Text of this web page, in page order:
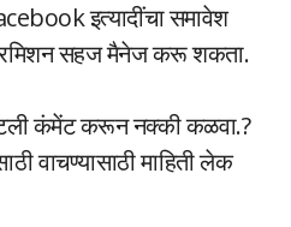
इत्यादींचा समावेश
सहज मैनेज करू शकता.
कंमेंट करून नक्की कळवा.?
वाचण्यासाठी माहिती लेक